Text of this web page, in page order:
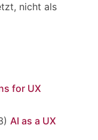
nicht als
for UX
AI as a UX